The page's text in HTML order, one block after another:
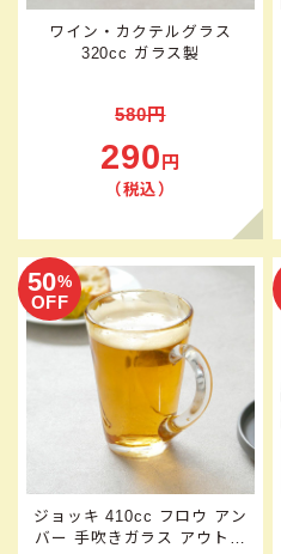
ワイン・カクテルグラス
320cc ガラス製
580円
290 円
（税込）
50%
OFF
ジョッキ 410cc フロウ アン
バー 手吹きガラス アウトレ